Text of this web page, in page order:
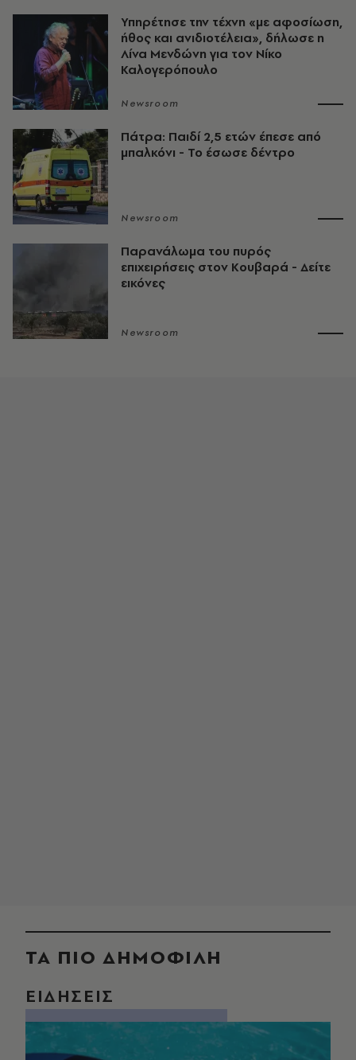
Υπηρέτησε την τέχνη «με αφοσίωση,
ήθος και ανιδιοτέλεια», δήλωσε η
Λίνα Μενδώνη για τον Νίκο
Καλογερόπουλο
Newsroom
Πάτρα: Παιδί 2,5 ετών έπεσε από
μπαλκόνι - Το έσωσε δέντρο
Newsroom
Παρανάλωμα του πυρός
επιχειρήσεις στον Κουβαρά - Δείτε
εικόνες
Newsroom
ΤΑ ΠΙΟ ΔΗΜΟΦΙΛΗ
ΕΙΔΗΣΕΙΣ